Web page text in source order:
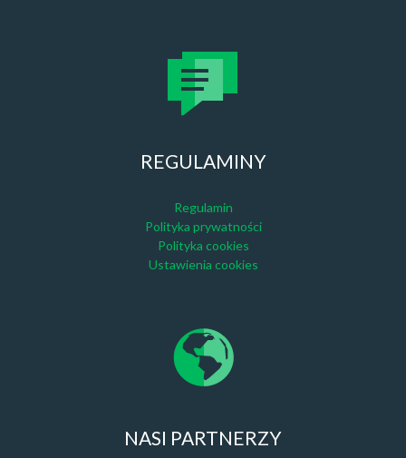
REGULAMINY
Regulamin
Polityka prywatności
Polityka cookies
Ustawienia cookies
NASI PARTNERZY